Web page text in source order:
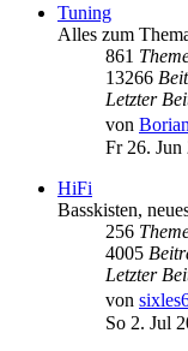
Tuning
Alles zum
861
13266
Letzter
von Borian
Fr 26. Jun
HiFi
Basskisten,
256
4005
Letzter
von
So 2. Jul